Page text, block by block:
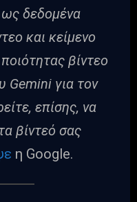
ως δεδομένα
και κείμενο
βίντεο
Gemini για τον
επίσης, να
βίντεό σας
η Google.